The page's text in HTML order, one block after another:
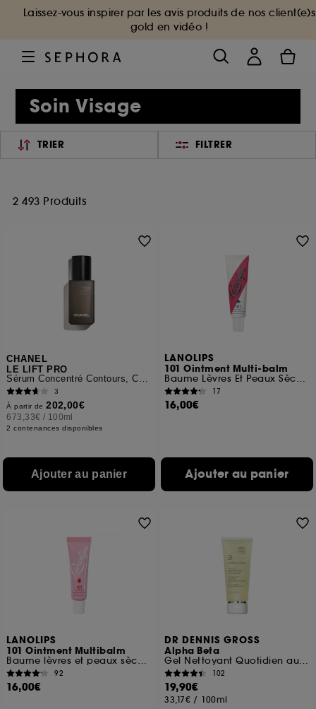
Laissez-vous inspirer par les avis produits de nos client(e)s
gold en vidéo !
Soin Visage
TRIER FILTRER
2 493 Produits
CHANEL
LE LIFT PRO
Sérum Concentré Contours, Corrige et Redessine
3
À partir de202,00€
673,33€ / 100ml
2 contenances disponibles
Ajouter au panier
LANOLIPS
101 Ointment Multi-balm
Baume Lèvres Et Peaux Sèches Pastèque
17
16,00€
Ajouter au panier
LANOLIPS
101 Ointment Multibalm
Baume lèvres et peaux sèches Fraise
92
16,00€
DR DENNIS GROSS
Alpha Beta
Gel Nettoyant Quotidien au Complexe AHA/BHA
102
19,90€
33,17€ / 100ml